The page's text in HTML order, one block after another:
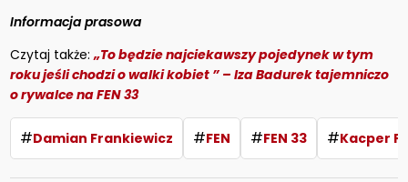
Informacja prasowa
Czytaj także:„To będzie najciekawszy pojedynek w tym
roku jeśli chodzi o walki kobiet ” – Iza Badurek tajemniczo
o rywalce na FEN 33
#Damian Frankiewicz #FEN #FEN 33 #Kacper